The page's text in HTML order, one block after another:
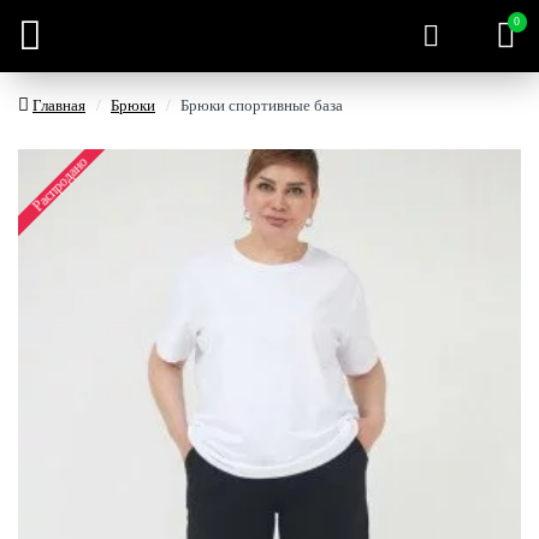
0
Главная Брюки Брюки спортивные база
Распродано